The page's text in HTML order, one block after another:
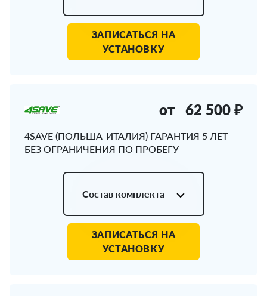
ЗАПИСАТЬСЯ НА
УСТАНОВКУ
4SAVE (ПОЛЬША-ИТАЛИЯ) ГАРАНТИЯ 5 ЛЕТ
БЕЗ ОГРАНИЧЕНИЯ ПО ПРОБЕГУ
от 62 500 ₽
Состав комплекта
ЗАПИСАТЬСЯ НА
УСТАНОВКУ